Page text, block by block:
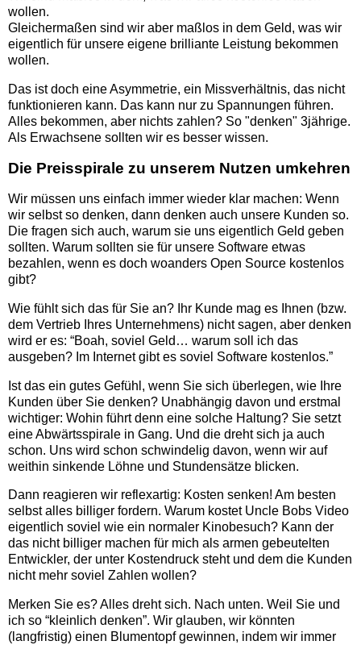
wollen.
Gleichermaßen sind wir aber maßlos in dem Geld, was wir
eigentlich für unsere eigene brilliante Leistung bekommen
wollen.
Das ist doch eine Asymmetrie, ein Missverhältnis, das nicht
funktionieren kann. Das kann nur zu Spannungen führen.
Alles bekommen, aber nichts zahlen? So "denken" 3jährige.
Als Erwachsene sollten wir es besser wissen.
Die Preisspirale zu unserem Nutzen umkehren
Wir müssen uns einfach immer wieder klar machen: Wenn
wir selbst so denken, dann denken auch unsere Kunden so.
Die fragen sich auch, warum sie uns eigentlich Geld geben
sollten. Warum sollten sie für unsere Software etwas
bezahlen, wenn es doch woanders Open Source kostenlos
gibt?
Wie fühlt sich das für Sie an? Ihr Kunde mag es Ihnen (bzw.
dem Vertrieb Ihres Unternehmens) nicht sagen, aber denken
wird er es: “Boah, soviel Geld… warum soll ich das
ausgeben? Im Internet gibt es soviel Software kostenlos.”
Ist das ein gutes Gefühl, wenn Sie sich überlegen, wie Ihre
Kunden über Sie denken? Unabhängig davon und erstmal
wichtiger: Wohin führt denn eine solche Haltung? Sie setzt
eine Abwärtsspirale in Gang. Und die dreht sich ja auch
schon. Uns wird schon schwindelig davon, wenn wir auf
weithin sinkende Löhne und Stundensätze blicken.
Dann reagieren wir reflexartig: Kosten senken! Am besten
selbst alles billiger fordern. Warum kostet Uncle Bobs Video
eigentlich soviel wie ein normaler Kinobesuch? Kann der
das nicht billiger machen für mich als armen gebeutelten
Entwickler, der unter Kostendruck steht und dem die Kunden
nicht mehr soviel Zahlen wollen?
Merken Sie es? Alles dreht sich. Nach unten. Weil Sie und
ich so “kleinlich denken”. Wir glauben, wir könnten
(langfristig) einen Blumentopf gewinnen, indem wir immer